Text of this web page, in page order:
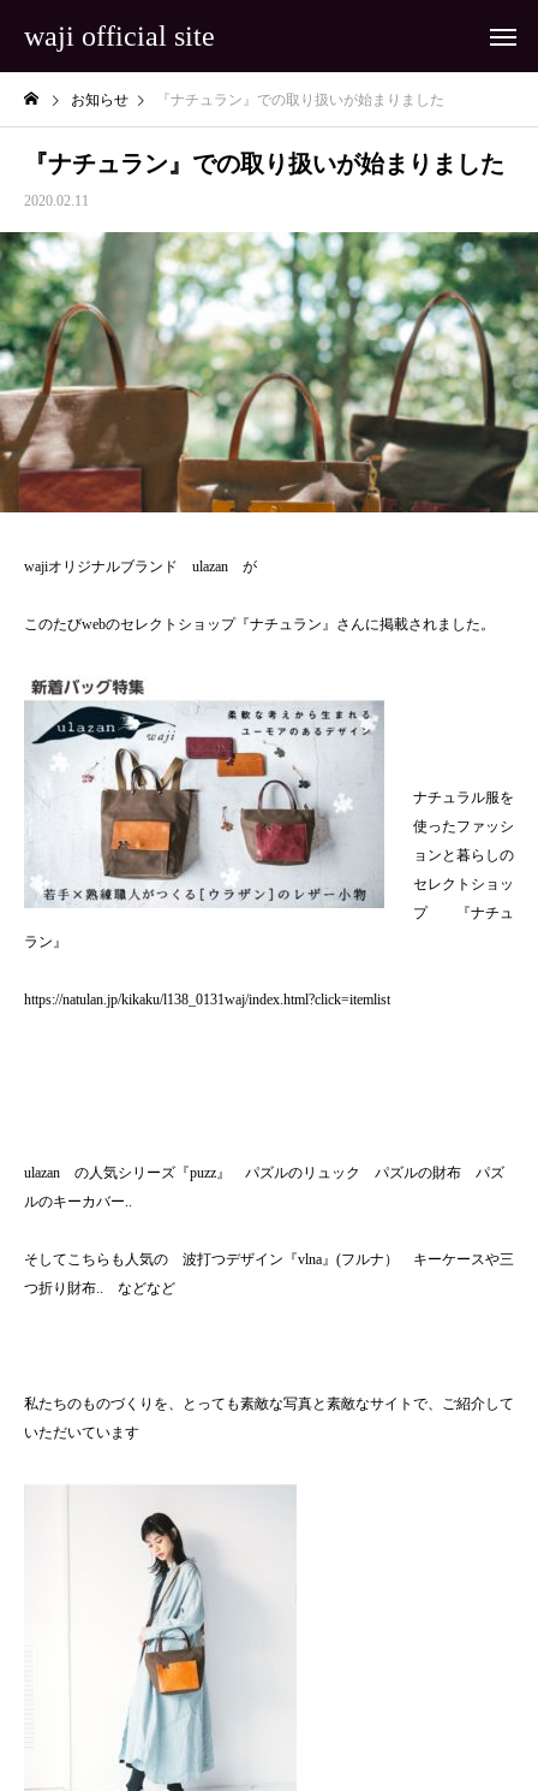
waji official site
お知らせ 『ナチュラン』での取り扱いが始まりました
『ナチュラン』での取り扱いが始まりました
2020.02.11
wajiオリジナルブランド ulazan が
このたびwebのセレクトショップ『ナチュラン』さんに掲載されました。
ナチュラル服を
使ったファッシ
ョンと暮らしの
セレクトショッ
プ 『ナチュ
ラン』
https://natulan.jp/kikaku/l138_0131waj/index.html?click=itemlist
ulazan の人気シリーズ『puzz』 パズルのリュック パズルの財布 パズ
ルのキーカバー..
そしてこちらも人気の 波打つデザイン『vlna』(フルナ） キーケースや三
つ折り財布.. などなど
私たちのものづくりを、とっても素敵な写真と素敵なサイトで、ご紹介して
いただいています